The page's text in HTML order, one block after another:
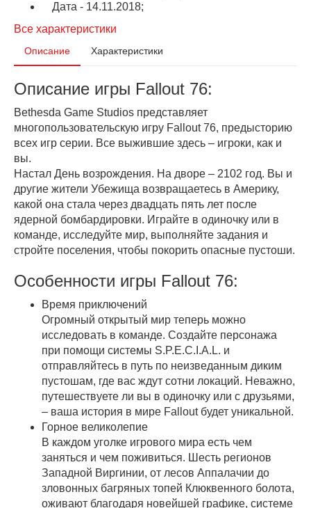
Дата - 14.11.2018;
Все характеристики
Описание Характеристики
Описание игры Fallout 76:
Bethesda Game Studios представляет
многопользовательскую игру Fallout 76, предысторию
всех игр серии. Все выжившие здесь – игроки, как и
вы.
Настал День возрождения. На дворе – 2102 год. Вы и
другие жители Убежища возвращаетесь в Америку,
какой она стала через двадцать пять лет после
ядерной бомбардировки. Играйте в одиночку или в
команде, исследуйте мир, выполняйте задания и
стройте поселения, чтобы покорить опасные пустоши.
Особенности игры Fallout 76:
Время приключений
Огромный открытый мир теперь можно
исследовать в команде. Создайте персонажа
при помощи системы S.P.E.C.I.A.L. и
отправляйтесь в путь по неизведанным диким
пустошам, где вас ждут сотни локаций. Неважно,
путешествуете ли вы в одиночку или с друзьями,
– ваша история в мире Fallout будет уникальной.
Горное великолепие
В каждом уголке игрового мира есть чем
заняться и чем поживиться. Шесть регионов
Западной Виргинии, от лесов Аппалачии до
зловонных багряных топей Клюквенного болота,
оживают благодаря новейшей графике, системе